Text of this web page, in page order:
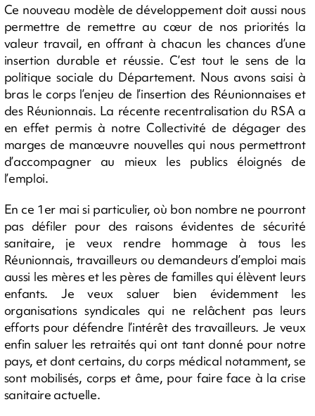
Ce nouveau modèle de développement doit aussi nous
permettre de remettre au cœur de nos priorités la
valeur travail, en offrant à chacun les chances d’une
insertion durable et réussie. C’est tout le sens de la
politique sociale du Département. Nous avons saisi à
bras le corps l’enjeu de l’insertion des Réunionnaises et
des Réunionnais. La récente recentralisation du RSA a
en effet permis à notre Collectivité de dégager des
marges de manœuvre nouvelles qui nous permettront
d’accompagner au mieux les publics éloignés de
l’emploi.
En ce 1er mai si particulier, où bon nombre ne pourront
pas défiler pour des raisons évidentes de sécurité
sanitaire, je veux rendre hommage à tous les
Réunionnais, travailleurs ou demandeurs d’emploi mais
aussi les mères et les pères de familles qui élèvent leurs
enfants. Je veux saluer bien évidemment les
organisations syndicales qui ne relâchent pas leurs
efforts pour défendre l’intérêt des travailleurs. Je veux
enfin saluer les retraités qui ont tant donné pour notre
pays, et dont certains, du corps médical notamment, se
sont mobilisés, corps et âme, pour faire face à la crise
sanitaire actuelle.